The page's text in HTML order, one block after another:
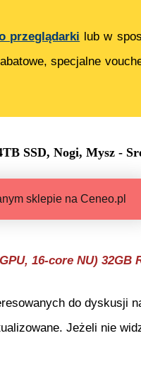
przeglądarki lub w
specjalne
SSD, Nogi, Mysz -
sklepie na Ceneo.pl
16-core NU) 32GB
do dyskusji
Jeżeli nie